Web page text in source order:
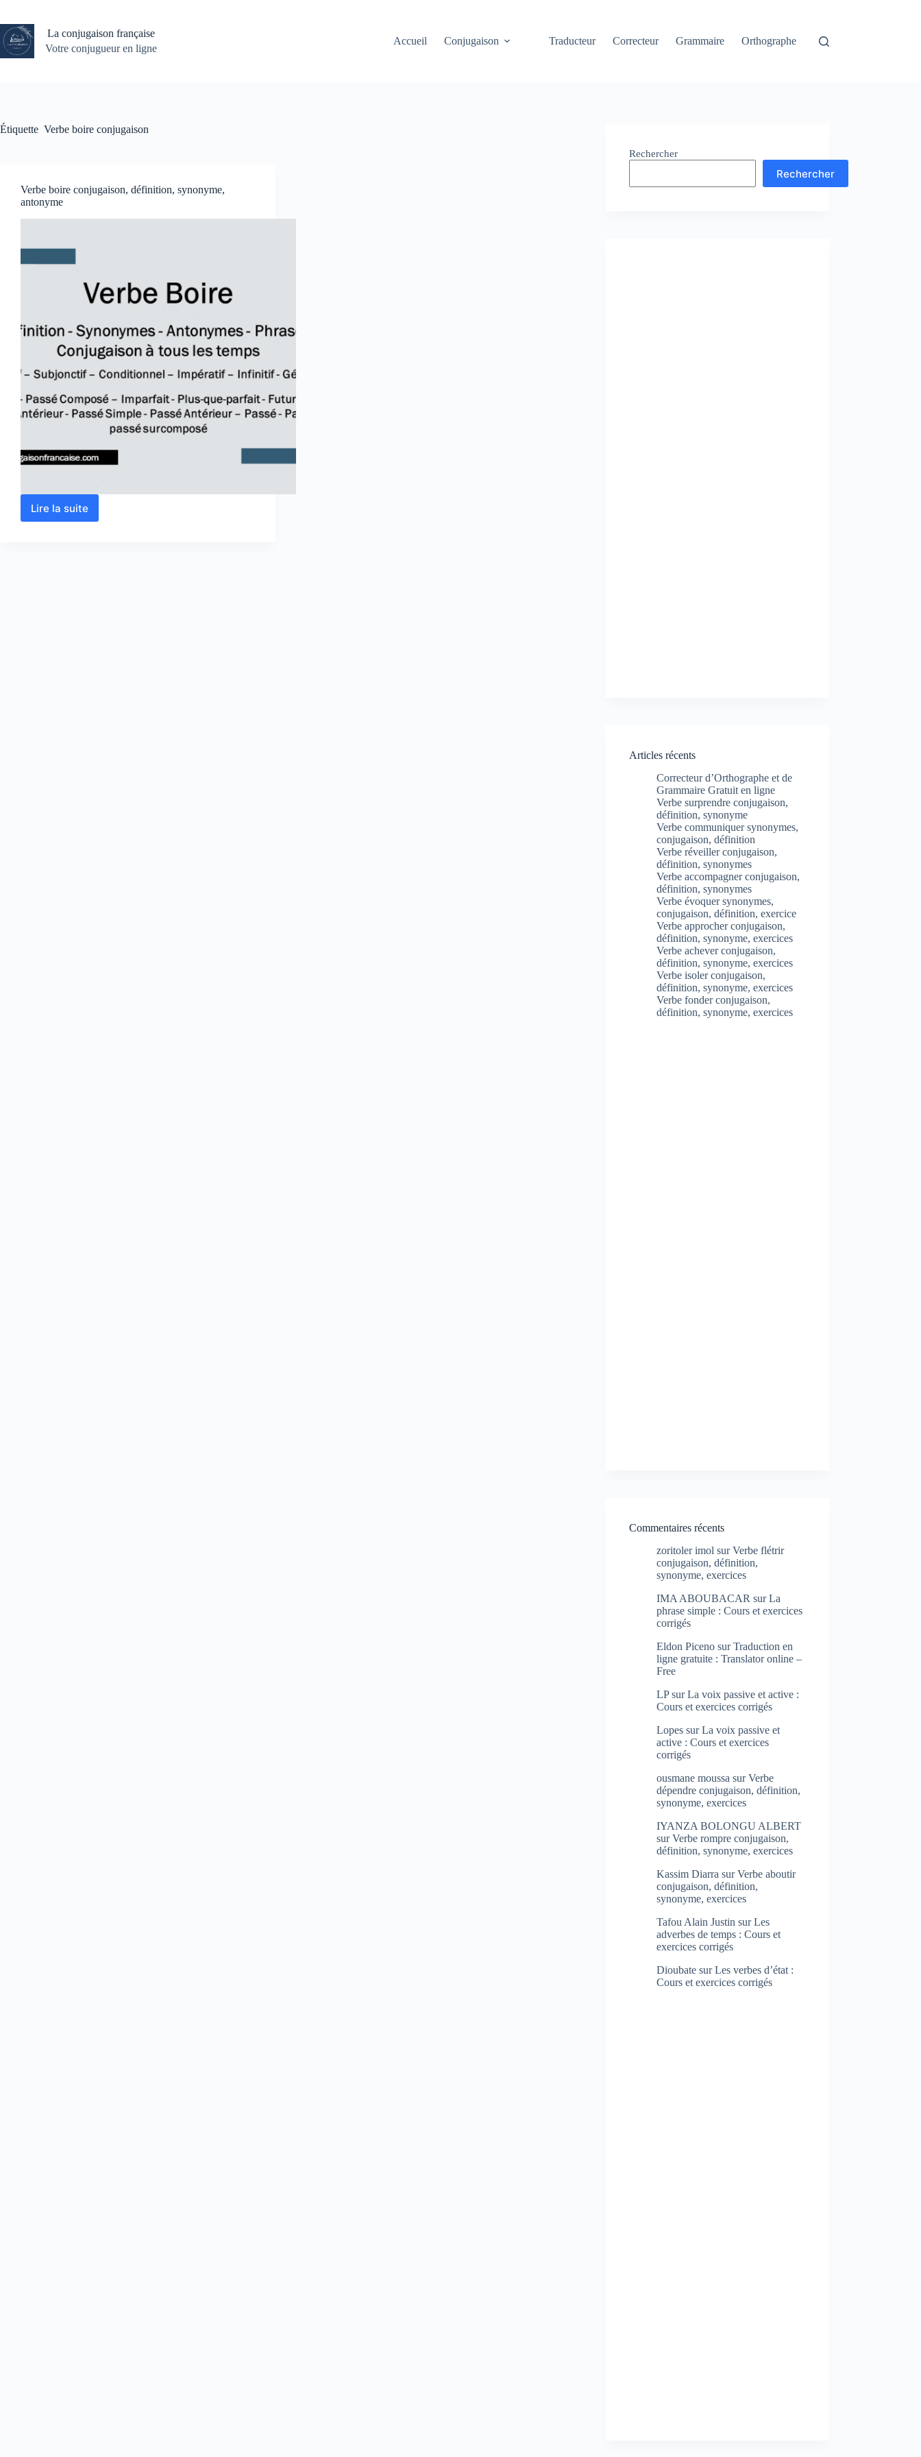
contenu
La conjugaison française
Votre conjugueur en ligne
Accueil Conjugaison Traducteur Correcteur Grammaire Orthographe
Étiquette Verbe boire conjugaison
Verbe boire conjugaison, définition, synonyme,
antonyme
Lire la suite
Verbe
Rechercher
Rechercher
Articles récents
Correcteur d’Orthographe et de
Grammaire Gratuit en ligne
Verbe surprendre conjugaison,
définition, synonyme
Verbe communiquer synonymes,
conjugaison, définition
Verbe réveiller conjugaison,
définition, synonymes
Verbe accompagner conjugaison,
définition, synonymes
Verbe évoquer synonymes,
conjugaison, définition, exercice
Verbe approcher conjugaison,
définition, synonyme, exercices
Verbe achever conjugaison,
définition, synonyme, exercices
Verbe isoler conjugaison,
définition, synonyme, exercices
Verbe fonder conjugaison,
définition, synonyme, exercices
Commentaires récents
zoritoler imol surVerbe flétrir
conjugaison, définition,
synonyme, exercices
IMA ABOUBACAR surLa
phrase simple : Cours et exercices
corrigés
Eldon Piceno surTraduction en
ligne gratuite : Translator online –
Free
LPsurLa voix passive et active :
Cours et exercices corrigés
Lopes surLa voix passive et
active : Cours et exercices
corrigés
ousmane moussa surVerbe
dépendre conjugaison, définition,
synonyme, exercices
IYANZA BOLONGU ALBERT
surVerbe rompre conjugaison,
définition, synonyme, exercices
Kassim Diarra surVerbe aboutir
conjugaison, définition,
synonyme, exercices
Tafou Alain Justin surLes
adverbes de temps : Cours et
exercices corrigés
Dioubate surLes verbes d’état :
Cours et exercices corrigés